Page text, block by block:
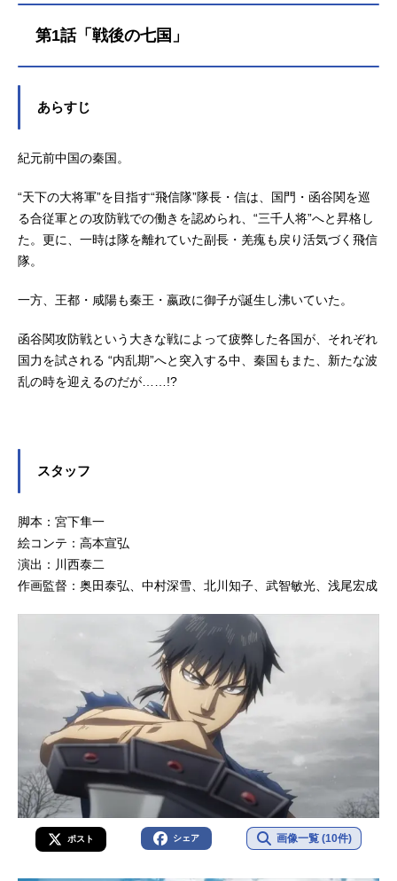
第1話「戦後の七国」
あらすじ
紀元前中国の秦国。
“天下の大将軍”を目指す“飛信隊”隊長・信は、国門・函谷関を巡
る合従軍との攻防戦での働きを認められ、“三千人将”へと昇格し
た。更に、一時は隊を離れていた副長・羌瘣も戻り活気づく飛信
隊。
一方、王都・咸陽も秦王・嬴政に御子が誕生し沸いていた。
函谷関攻防戦という大きな戦によって疲弊した各国が、それぞれ
国力を試される “内乱期”へと突入する中、秦国もまた、新たな波
乱の時を迎えるのだが……!?
スタッフ
脚本：宮下隼一
絵コンテ：高本宣弘
演出：川西泰二
作画監督：奥田泰弘、中村深雪、北川知子、武智敏光、浅尾宏成
ポスト シェア 画像一覧 (10件)